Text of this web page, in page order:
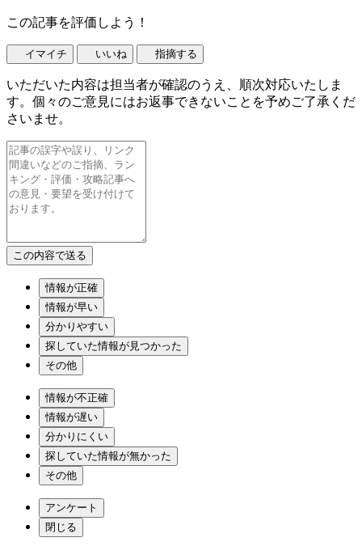
この記事を評価しよう！
イマイチ いいね 指摘する
いただいた内容は担当者が確認のうえ、順次対応いたしま
す。個々のご意見にはお返事できないことを予めご了承くだ
さいませ。
情報が正確
情報が早い
分かりやすい
探していた情報が見つかった
その他
情報が不正確
情報が遅い
分かりにくい
探していた情報が無かった
その他
アンケート
閉じる